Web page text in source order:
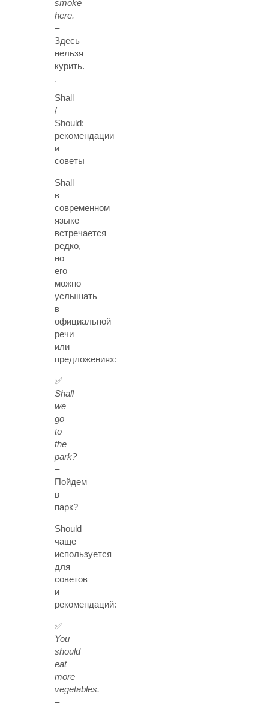
smoke
here.
–
Здесь
нельзя
курить.
Shall
/
Should:
рекомендации
и
советы
Shall
в
современном
языке
встречается
редко,
но
его
можно
услышать
в
официальной
речи
или
предложениях:
✅
Shall
we
go
to
the
park?
–
Пойдем
в
парк?
Should
чаще
используется
для
советов
и
рекомендаций:
✅
You
should
eat
more
vegetables.
–